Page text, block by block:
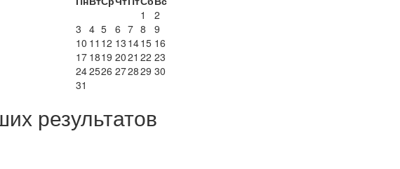
1
2
3 4 5 6 7 8
9
10 11 12 13 1415 16
17 1819 2021 22 23
242526 272829 30
31
результатов